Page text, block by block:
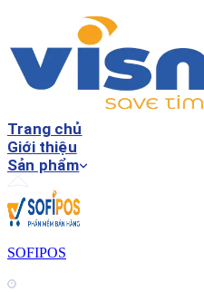
Trang chủ
Giới thiệu
Sản phẩm
SOFIPOS